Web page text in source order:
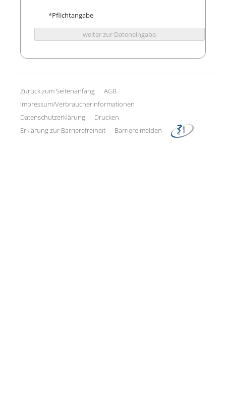
*Pflichtangabe
weiter zur Dateneingabe
Zurück zum Seitenanfang
AGB
Impressum/Verbraucherinformationen
Datenschutzerklärung
Drucken
Erklärung zur Barrierefreiheit
Barriere melden